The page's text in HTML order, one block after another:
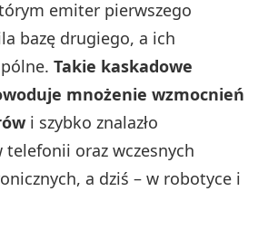
emiter pierwszego
bazę drugiego, a ich
Takie kaskadowe
mnożenie wzmocnień
i szybko znalazło
telefonii oraz wczesnych
a dziś – w robotyce i